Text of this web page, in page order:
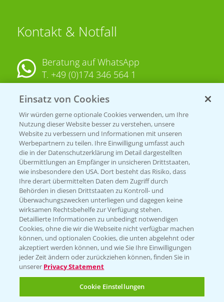
Kontakt & Notfall
Beratung auf WhatsApp
T. +49 (0)174 346 564 1
KONTAKT
Hilfe in Notfällen
T.+49 (0)214/30-20220
Folgen Sie uns
Einsatz von Cookies
Wir würden gerne optionale Cookies verwenden, um Ihre
Nutzung dieser Website besser zu verstehen, unsere
Website zu verbessern und Informationen mit unseren
Werbepartnern zu teilen. Ihre Einwilligung umfasst auch
die in der Datenschutzerklärung im Detail dargestellten
Übermittlungen an Empfänger in unsicheren Drittstaaten,
wie insbesondere den USA. Dort besteht das Risiko, dass
Ihre derart übermittelten Daten dem Zugriff durch
Behörden in diesen Drittstaaten zu Kontroll- und
Überwachungszwecken unterliegen und dagegen keine
wirksamen Rechtsbehelfe zur Verfügung stehen.
Detaillierte Informationen zu unbedingt notwendigen
Cookies, ohne die wir die Webseite nicht verfügbar machen
können, und optionalen Cookies, die unten abgelehnt oder
akzeptiert werden können, und wie Sie Ihre Einwilligungen
jeder Zeit ändern oder zurückziehen können, finden Sie in
unserer Privacy Statement
Cookie Einstellungen